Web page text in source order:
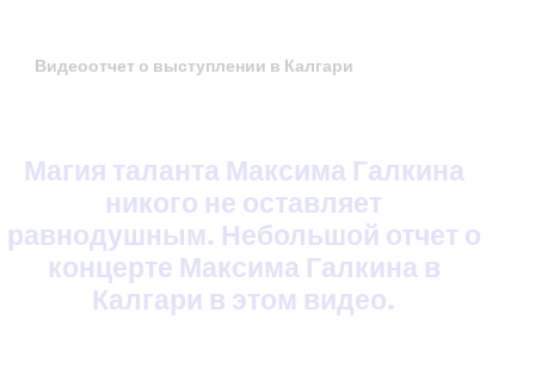
Видеоотчет о выступлении в Калгари
Магия таланта Максима Галкина
никого не оставляет
равнодушным. Небольшой отчет о
концерте Максима Галкина в
Калгари в этом видео.